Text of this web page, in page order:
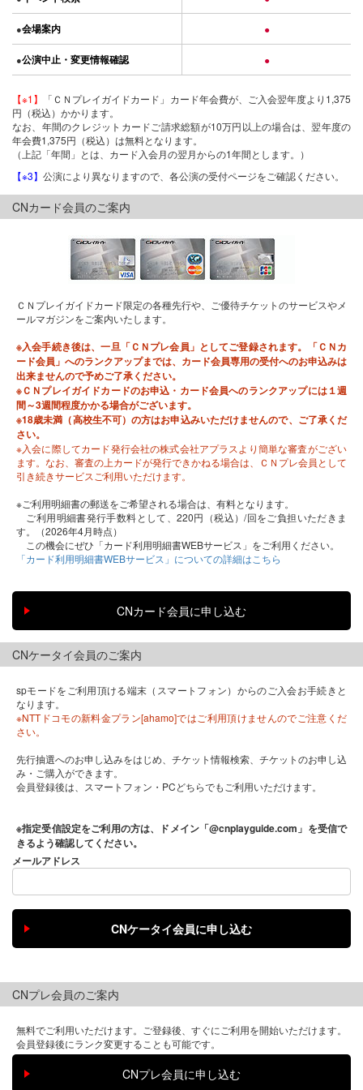
●会場案内 ●
●公演中止・変更情報確認 ●
【※1】
「ＣＮプレイガイドカード」カード年会費が、ご入会翌年度より1,375
円（税込）かかります。
なお、年間のクレジットカードご請求総額が10万円以上の場合は、翌年度の
年会費1,375円（税込）は無料となります。
（上記「年間」とは、カード入会月の翌月からの1年間とします。）
【※3】 公演により異なりますので、各公演の受付ページをご確認ください。
CNカード会員のご案内
ＣＮプレイガイドカード限定の各種先行や、ご優待チケットのサービスやメ
ールマガジンをご案内いたします。
※入会手続き後は、一旦「ＣＮプレ会員」としてご登録されます。「ＣＮカ
ード会員」へのランクアップまでは、カード会員専用の受付へのお申込みは
出来ませんので予めご了承ください。
※ＣＮプレイガイドカードのお申込・カード会員へのランクアップには１週
間～3週間程度かかる場合がございます。
※18歳未満（高校生不可）の方はお申込みいただけませんので、ご了承くだ
さい。
※入会に際してカード発行会社の株式会社アプラスより簡単な審査がござい
ます。なお、審査の上カードが発行できかねる場合は、ＣＮプレ会員として
引き続きサービスご利用いただけます。
※ご利用明細書の郵送をご希望される場合は、有料となります。
ご利用明細書発行手数料として、220円（税込）/回をご負担いただきま
す。（2026年4月時点）
この機会にぜひ「カード利用明細書WEBサービス」をご利用ください。
「カード利用明細書WEBサービス」についての詳細はこちら
CNケータイ会員のご案内
spモードをご利用頂ける端末（スマートフォン）からのご入会お手続きと
なります。
※NTTドコモの新料金プラン[ahamo]ではご利用頂けませんのでご注意くだ
さい。
先行抽選へのお申し込みをはじめ、チケット情報検索、チケットのお申し込
み・ご購入ができます。
会員登録後は、スマートフォン・PCどちらでもご利用いただけます。
※指定受信設定をご利用の方は、ドメイン「@cnplayguide.com」を受信で
きるよう確認してください。
メールアドレス
CNプレ会員のご案内
無料でご利用いただけます。ご登録後、すぐにご利用を開始いただけます。
会員登録後にランク変更することも可能です。